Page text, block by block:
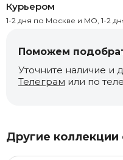
Курьером
1-2 дня по Москве и МО, 1-2
Поможем
Уточните наличие и
Телеграм или по
Другие коллекции